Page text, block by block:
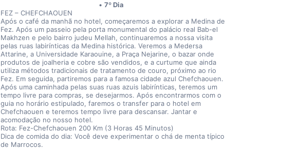
7º Dia
FEZ – CHEFCHAOUEN
Após o café da manhã no hotel, começaremos a explorar a Medina de
Fez. Após um passeio pela porta monumental do palácio real Bab-el
Makhzen e pelo bairro judeu Mellah, continuaremos a nossa visita
pelas ruas labirínticas da Medina histórica. Veremos a Medersa
Attarine, a Universidade Karaouine, a Praça Nejarine, o bazar onde
produtos de joalheria e cobre são vendidos, e a curtume que ainda
utiliza métodos tradicionais de tratamento de couro, próximo ao rio
Fez. Em seguida, partiremos para a famosa cidade azul Chefchaouen.
Após uma caminhada pelas suas ruas azuis labirínticas, teremos um
tempo livre para compras, se desejarmos. Após encontrarmos com o
guia no horário estipulado, faremos o transfer para o hotel em
Chefchaouen e teremos tempo livre para descansar. Jantar e
acomodação no nosso hotel.
Rota: Fez-Chefchaouen 200 Km (3 Horas 45 Minutos)
Dica de comida do dia: Você deve experimentar o chá de menta típico
de Marrocos.